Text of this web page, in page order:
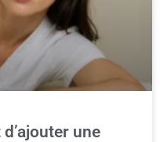
une